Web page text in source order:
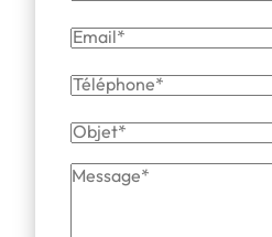
Email
Téléphone
Objet
Message